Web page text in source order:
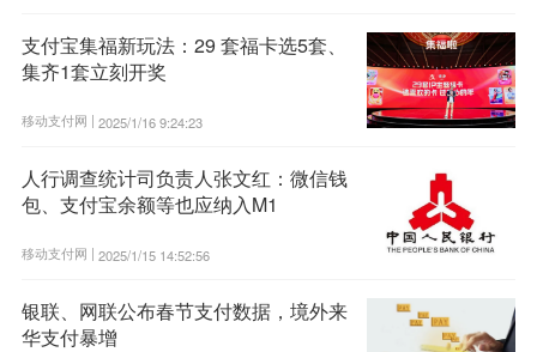
支付宝集福新玩法：29 套福卡选5套、
集齐1套立刻开奖
移动支付网 | 2025/1/16 9:24:23
人行调查统计司负责人张文红：微信钱
包、支付宝余额等也应纳入M1
移动支付网 | 2025/1/15 14:52:56
银联、网联公布春节支付数据，境外来
华支付暴增